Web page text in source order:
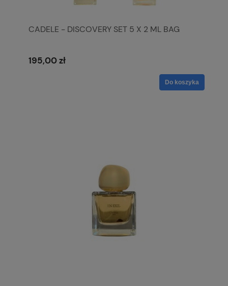
CADELE - DISCOVERY SET 5 X 2 ML BAG
195,00 zł
Do koszyka